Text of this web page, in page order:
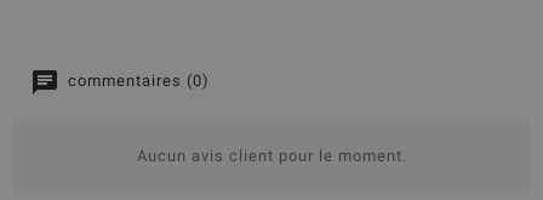
commentaires (0)
Aucun avis client pour le moment.